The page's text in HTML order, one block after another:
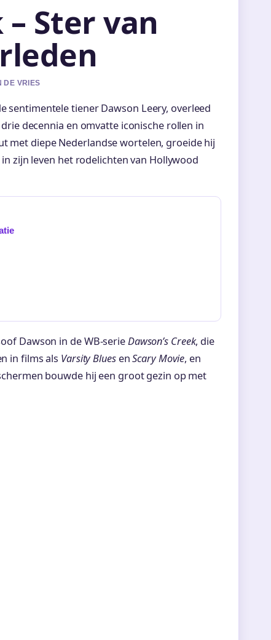
– Ster van
DE VRIES
sentimentele tiener Dawson Leery, overleed
decennia en omvatte iconische rollen in
met diepe Nederlandse wortelen, groeide hij
zijn leven het rodelichten van Hollywood
Dawson in de WB-serieDawson’s Creek, die
in films als Varsity BluesenScary Movie, en
bouwde hij een groot gezin op met